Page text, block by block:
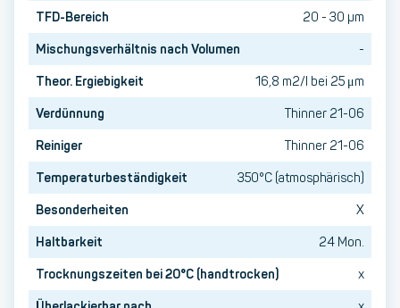
TFD-Bereich
20 - 30 µm
Mischungsverhältnis nach Volumen
-
Theor. Ergiebigkeit
16,8 m2/l bei 25 μm
Verdünnung
Thinner 21-06
Reiniger
Thinner 21-06
Temperaturbeständigkeit
350°C (atmosphärisch)
Besonderheiten
X
Haltbarkeit
24 Mon.
Trocknungszeiten bei 20°C (handtrocken)
x